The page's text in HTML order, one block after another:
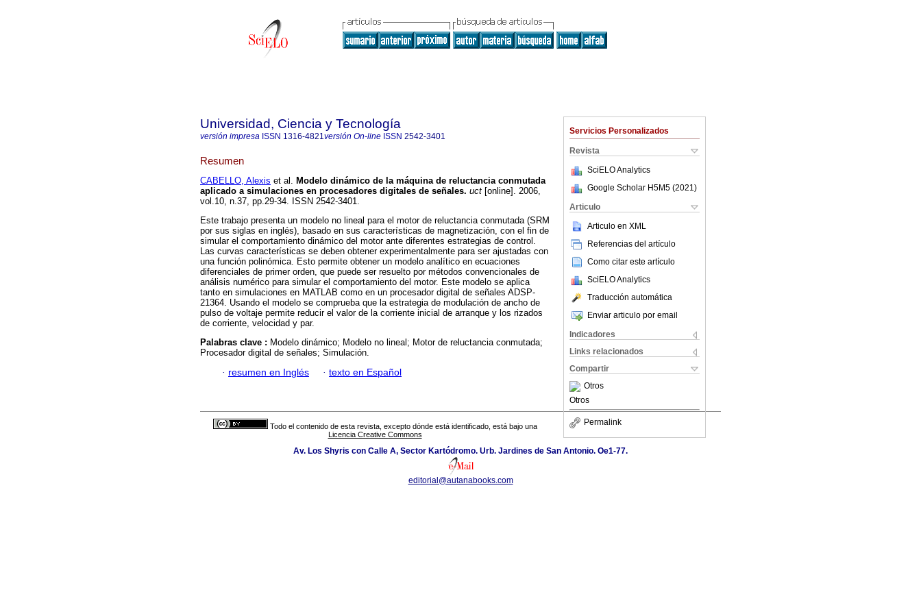
Servicios Personalizados
Revista
SciELO Analytics
Google Scholar H5M5 (2021 )
Articulo
Articulo en XML
Referencias del artículo
Como citar este artículo
SciELO Analytics
Traducción automática
Enviar articulo por email
Indicadores
Links relacionados
Compartir
Otros
Otros
Permalink
Universidad, Ciencia y Tecnología
versión impresa ISSN 1316-4821versión On-line ISSN 2542-3401
Resumen
CABELLO, Alexis et al. Modelo dinámico de la máquina de reluctancia conmutada
aplicado a simulaciones en procesadores digitales de señales. uct [online]. 2006,
vol.10, n.37, pp.29-34. ISSN 2542-3401.
Este trabajo presenta un modelo no lineal para el motor de reluctancia conmutada (SRM
por sus siglas en inglés), basado en sus características de magnetización, con el fin de
simular el comportamiento dinámico del motor ante diferentes estrategias de control.
Las curvas características se deben obtener experimentalmente para ser ajustadas con
una función polinómica. Esto permite obtener un modelo analítico en ecuaciones
diferenciales de primer orden, que puede ser resuelto por métodos convencionales de
análisis numérico para simular el comportamiento del motor. Este modelo se aplica
tanto en simulaciones en MATLAB como en un procesador digital de señales ADSP-
21364. Usando el modelo se comprueba que la estrategia de modulación de ancho de
pulso de voltaje permite reducir el valor de la corriente inicial de arranque y los rizados
de corriente, velocidad y par.
Palabras clave : Modelo dinámico; Modelo no lineal; Motor de reluctancia conmutada;
Procesador digital de señales; Simulación.
· resumen en Inglés · texto en Español
Todo el contenido de esta revista, excepto dónde está identificado, está bajo una
Licencia Creative Commons
Av. Los Shyris con Calle A, Sector Kartódromo. Urb. Jardines de San Antonio. Oe1-77.
editorial@autanabooks.com